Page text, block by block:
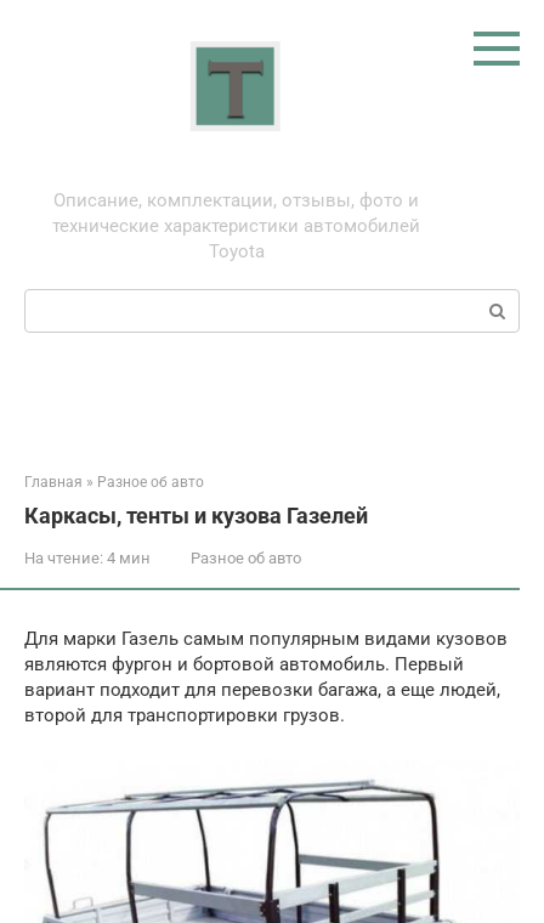
Описание, комплектации, отзывы, фото и
технические характеристики автомобилей
Toyota
Поиск:
Главная » Разное об авто
Каркасы, тенты и кузова Газелей
На чтение: 4 мин Разное об авто
Для марки Газель самым популярным видами кузовов
являются фургон и бортовой автомобиль. Первый
вариант подходит для перевозки багажа, а еще людей,
второй для транспортировки грузов.